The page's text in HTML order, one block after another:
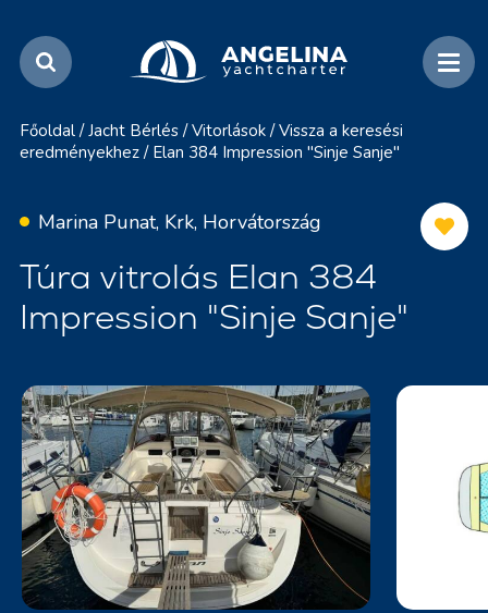
Főoldal / Jacht Bérlés / Vitorlások / Vissza a keresési
eredményekhez / Elan 384 Impression "Sinje Sanje"
Marina Punat, Krk, Horvátország
Túra vitrolás Elan 384
Impression "Sinje Sanje"